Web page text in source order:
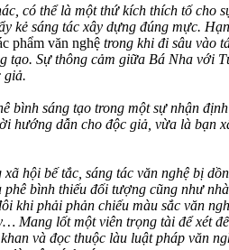
có thể là một thứ kích thích tố cho
kẻ sáng tác xây dựng đúng mực.
phẩm văn nghệ trong khi đi sâu vào
tạo. Sự thông cảm giữa Bá Nha với
giả.
bình sáng tạo trong một sự nhận
hướng dẫn cho độc giả, vừa là bạn
hội bế tắc, sáng tác văn nghệ bị
phê bình thiếu đối tượng cũng như
khi phải phản chiếu màu sắc văn
Mang lốt một viên trọng tài để xét
và đọc thuộc làu luật pháp văn